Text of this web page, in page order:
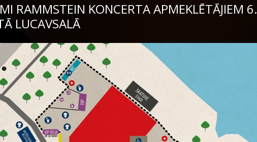
RAMMSTEIN KONCERTA APMEKLĒTĀJIEM 6.
LUCAVSALĀ